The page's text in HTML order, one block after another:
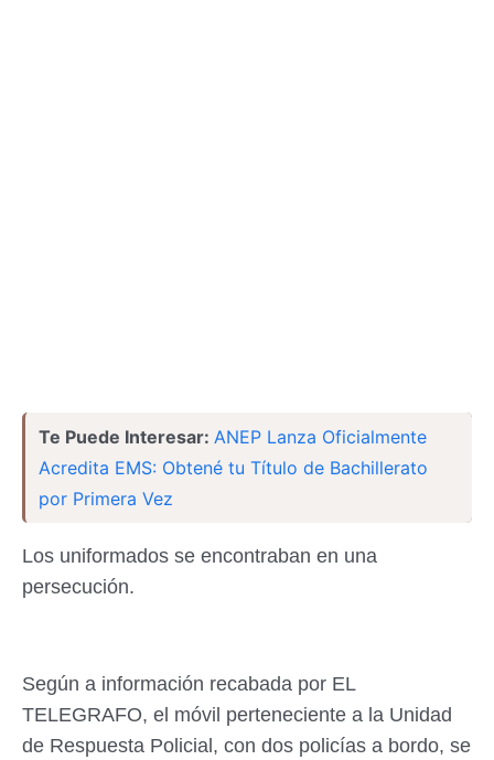
Te Puede Interesar: ANEP Lanza Oficialmente
Acredita EMS: Obtené tu Título de Bachillerato
por Primera Vez
Los uniformados se encontraban en una
persecución.
Según a información recabada por EL
TELEGRAFO, el móvil perteneciente a la Unidad
de Respuesta Policial, con dos policías a bordo, se